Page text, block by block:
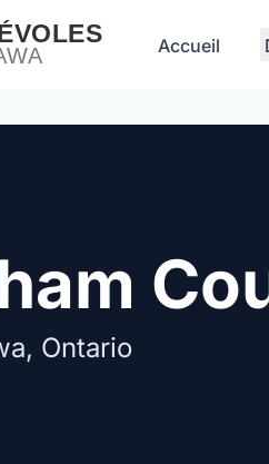
Accueil
Ontario